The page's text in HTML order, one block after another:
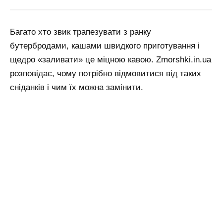
Багато хто звик трапезувати з ранку
бутербродами, кашами швидкого приготування і
щедро «заливати» це міцною кавою. Zmorshki.in.ua
розповідає, чому потрібно відмовитися від таких
сніданків і чим їх можна замінити.